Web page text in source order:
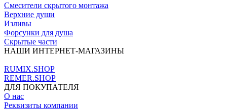
Смесители скрытого монтажа
Верхние души
Изливы
Форсунки для душа
Скрытые части
НАШИ ИНТЕРНЕТ-МАГАЗИНЫ
RUMIX.SHOP
REMER.SHOP
ДЛЯ ПОКУПАТЕЛЯ
О нас
Реквизиты компании